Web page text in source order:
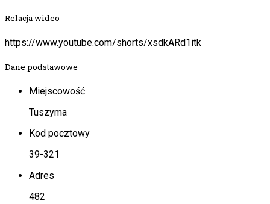
Relacja wideo
https://www.youtube.com/shorts/xsdkARd1itk
Dane podstawowe
Miejscowość
Tuszyma
Kod pocztowy
39-321
Adres
482